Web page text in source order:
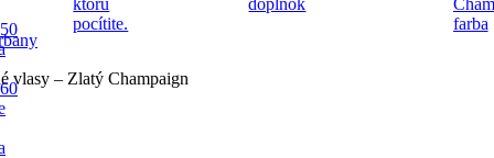
vlasy – Zlatý Champaign